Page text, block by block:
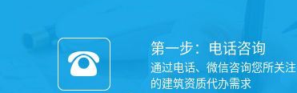
第一步：电话咨询
通过电话、微信咨询您所关注
的建筑资质代办需求